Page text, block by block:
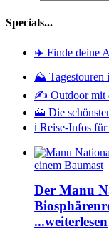
Specials...
✈️ Finde deine
⛰️ Tagestouren
✍️ Outdoor mit
🗻 Die
ℹ️ Reise-Infos
Der Manu
...weiterlesen